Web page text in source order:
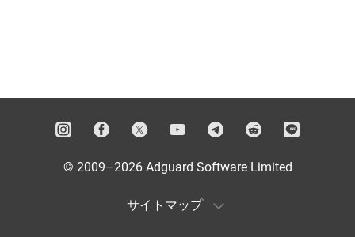
© 2009–2026 Adguard Software Limited
サイトマップ